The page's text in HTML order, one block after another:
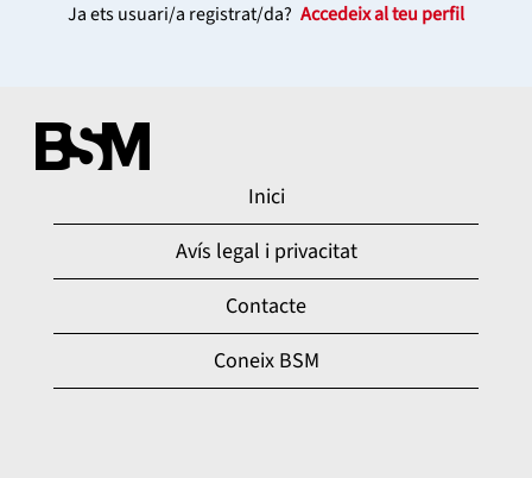
Ja ets usuari/a registrat/da? Accedeix al teu perfil
Inici
Avís legal i privacitat
Contacte
Coneix BSM